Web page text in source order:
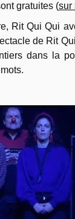
gratuites (sur
Rit Qui Qui
de Rit
dans la